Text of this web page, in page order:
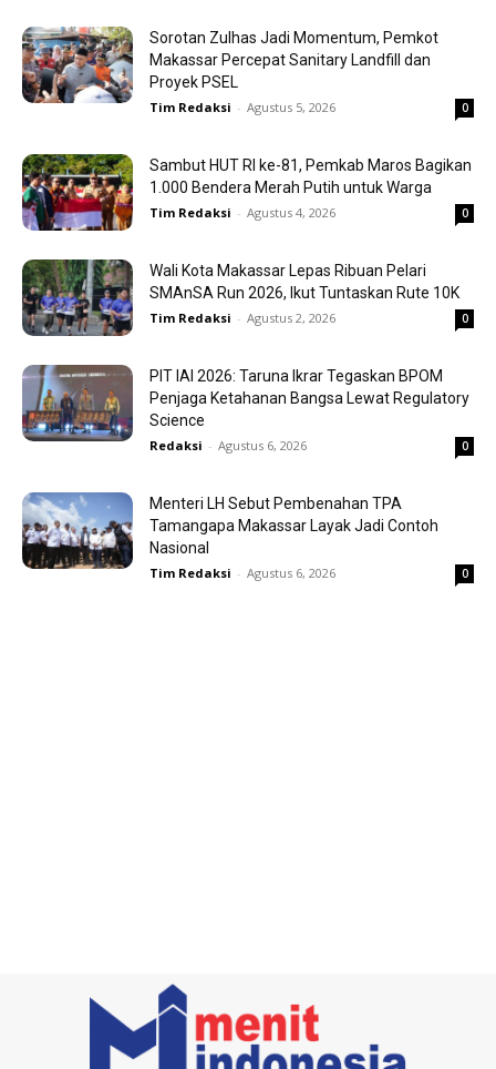
Sorotan Zulhas Jadi Momentum, Pemkot
Makassar Percepat Sanitary Landfill dan
Proyek PSEL
Tim Redaksi - Agustus 5, 2026 0
Sambut HUT RI ke-81, Pemkab Maros Bagikan
1.000 Bendera Merah Putih untuk Warga
Tim Redaksi - Agustus 4, 2026 0
Wali Kota Makassar Lepas Ribuan Pelari
SMAnSA Run 2026, Ikut Tuntaskan Rute 10K
Tim Redaksi - Agustus 2, 2026 0
PIT IAI 2026: Taruna Ikrar Tegaskan BPOM
Penjaga Ketahanan Bangsa Lewat Regulatory
Science
Redaksi - Agustus 6, 2026 0
Menteri LH Sebut Pembenahan TPA
Tamangapa Makassar Layak Jadi Contoh
Nasional
Tim Redaksi - Agustus 6, 2026 0